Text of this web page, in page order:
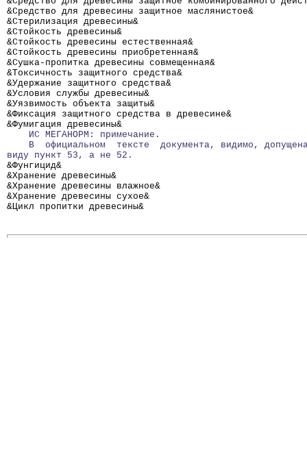
&Средство для древесины защитное
&Стерилизация древесины&
&Стойкость древесины&
&Стойкость древесины естественная&
&Стойкость древесины приобретенная&
&Сушка-пропитка древесины совмещенная&
&Токсичность защитного средства&
&Удержание защитного средства&
&Условия службы древесины&
&Уязвимость объекта защиты&
&Фиксация защитного средства в древесине&
&Фумигация древесины&
    ИС МЕГАНОРМ: примечание.
В  официальном  тексте  документа, видимо,
виду пункт 53, а не 52.
&Фунгицид&
&Хранение древесины&
&Хранение древесины влажное&
&Хранение древесины сухое&
&Цикл пропитки древесины&